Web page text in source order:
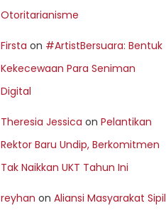
Otoritarianisme
Firsta on #ArtistBersuara: Bentuk
Kekecewaan Para Seniman
Digital
Theresia Jessica on Pelantikan
Rektor Baru Undip, Berkomitmen
Tak Naikkan UKT Tahun Ini
reyhan on Aliansi Masyarakat Sipil